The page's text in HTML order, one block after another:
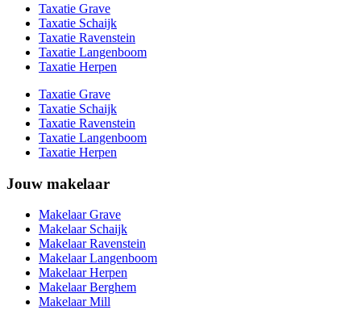
Taxatie Grave
Taxatie Schaijk
Taxatie Ravenstein
Taxatie Langenboom
Taxatie Herpen
Taxatie Grave
Taxatie Schaijk
Taxatie Ravenstein
Taxatie Langenboom
Taxatie Herpen
Jouw makelaar
Makelaar Grave
Makelaar Schaijk
Makelaar Ravenstein
Makelaar Langenboom
Makelaar Herpen
Makelaar Berghem
Makelaar Mill